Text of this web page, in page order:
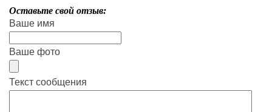
Оставьте свой отзыв:
Ваше имя
Ваше фото
Текст сообщения